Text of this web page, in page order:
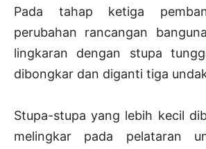
Pada tahap ketiga
perubahan rancangan
lingkaran dengan stupa
dibongkar dan diganti tiga
Stupa-stupa yang lebih kecil
melingkar pada pelataran